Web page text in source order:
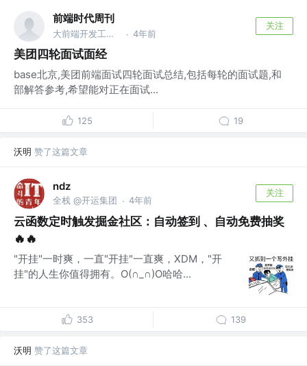
前端时代周刊
大前端开发工程师 @原人人贷大前端团队 · 4年前
关注
美团四轮面试面经
base北京,美团前端面试四轮面试总结,包括每轮的面试题,和
部解答参考,希望能对正在面试...
125 19
沃明 赞了这篇文章
ndz
全栈 @开运集团 · 4年前
关注
云函数定时触发掘金社区：自动签到 、自动免费抽奖
🔥🔥
"开挂"一时爽，一直"开挂"一直爽，XDM，"开
挂"的人生你值得拥有。O(∩_∩)O哈哈...
353 139
沃明 赞了这篇文章